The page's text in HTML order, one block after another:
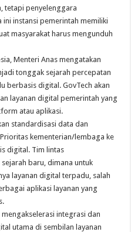
tetapi penyelenggara
ini instansi pemerintah memiliki
masyarakat harus mengunduh
Menteri Anas mengatakan
tonggak sejarah percepatan
berbasis digital. GovTech akan
layanan digital pemerintah yang
atau aplikasi.
standardisasi data dan
kementerian/lembaga ke
digital. Tim lintas
baru, dimana untuk
layanan digital terpadu, salah
aplikasi layanan yang
integrasi dan
utama di sembilan layanan